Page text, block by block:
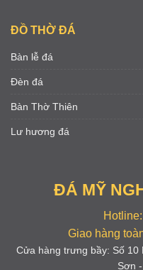
ĐỒ THỜ ĐÁ
Bàn lễ đá
Đèn đá
Bàn Thờ Thiên
Lư hương đá
ĐÁ MỸ
Giao hàng
Cửa hàng trưng bầy: Số 10
Sơn